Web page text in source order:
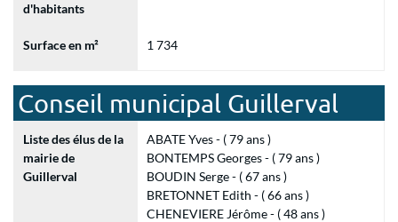
d'habitants
Surface en m² 1 734
Conseil municipal Guillerval
Liste des élus de la
mairie de
Guillerval
ABATE Yves - ( 79 ans )
BONTEMPS Georges - ( 79 ans )
BOUDIN Serge - ( 67 ans )
BRETONNET Edith - ( 66 ans )
CHENEVIERE Jérôme - ( 48 ans )